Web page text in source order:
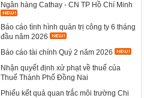
Ngân hàng Cathay - CN TP Hồ Chí Minh
Báo cáo tình hình quản trị công ty 6 tháng
đầu năm 2026
Báo cáo tài chính Quý 2 năm 2026
Nhận quyết định xử phạt về thuế của
Thuế Thành Phố Đồng Nai
Phiếu kết quả quan trắc môi trường Chi